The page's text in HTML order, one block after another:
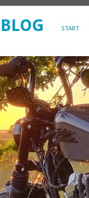
START